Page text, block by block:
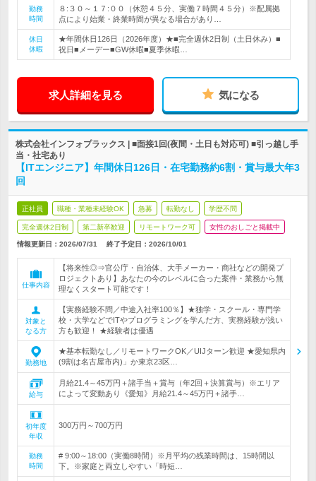
勤務
時間
８:３０～１７:００（休憩４５分、実働７時間４５分）※配属拠
点により始業・終業時間が異なる場合があり…
休日
休暇
★年間休日126日（2026年度）★■完全週休2日制（土日休み）■
祝日■メーデー■GW休暇■夏季休暇…
求人詳細を見る 気になる
株式会社インフォプラックス | ■面接1回(夜間・土日も対応可) ■引っ越し手
当・社宅あり
【ITエンジニア】年間休日126日・在宅勤務約6割・賞与最大年3
回
正社員 職種・業種未経験OK 急募 転勤なし 学歴不問
完全週休2日制 第二新卒歓迎 リモートワーク可 女性のおしごと掲載中
情報更新日：2026/07/31 終了予定日： 2026/10/01
仕事内容
【将来性◎⇒官公庁・自治体、大手メーカー・商社などの開発プ
ロジェクトあり】あなたの今のレベルに合った案件・業務から無
理なくスタート可能です！
対象と
なる方
【実務経験不問／中途入社率100％】★独学・スクール・専門学
校・大学などでITやプログラミングを学んだ方、実務経験が浅い
方も歓迎！ ★経験者は優遇
勤務地
★基本転勤なし／リモートワークOK／UIJターン歓迎 ★愛知県内
(9割は名古屋市内)」か東京23区…
給与
月給21.4～45万円＋諸手当＋賞与（年2回＋決算賞与）※エリア
によって変動あり《愛知》月給21.4～45万円＋諸手…
初年度
年収
300万円～700万円
勤務
時間
# 9:00～18:00（実働8時間）※月平均の残業時間は、15時間以
下。※家庭と両立しやすい「時短…